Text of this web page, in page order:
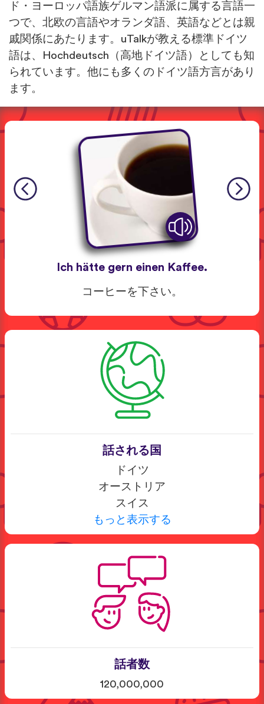
ド・ヨーロッパ語族ゲルマン語派に属する言語一
つで、北欧の言語やオランダ語、英語などとは親
戚関係にあたります。uTalkが教える標準ドイツ
語は、Hochdeutsch（高地ドイツ語）としても知
られています。他にも多くのドイツ語方言があり
ます。
Ich hätte gern einen Kaffee.
コーヒーを下さい。
話される国
ドイツ
オーストリア
スイス
もっと表示する
話者数
120,000,000